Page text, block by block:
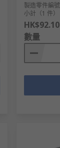
製造零件編號
小計（1 件）
HK$92.10
數量